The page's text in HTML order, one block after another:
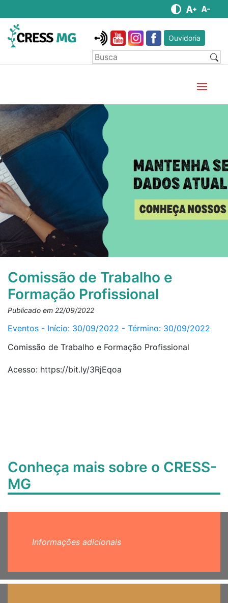
Ouvidoria
Comissão de Trabalho e
Formação Profissional
Publicado em 22/09/2022
Eventos - Início: 30/09/2022 - Término: 30/09/2022
Comissão de Trabalho e Formação Profissional
Acesso: https://bit.ly/3RjEqoa
Conheça mais sobre o CRESS-
MG
Informações adicionais